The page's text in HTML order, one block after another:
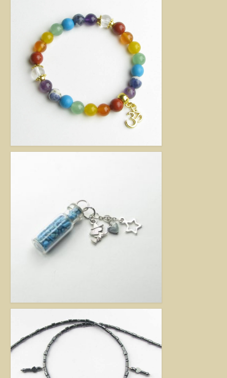
ajánlom, akik nem ragaszkodnak az ásványokhoz, féldrágakövekhez, illetve
kristályokhoz, de rajonganak az egyéni ötletekért, és valami különlegesre
vágynak. Kiváló ajándék lehet belőlük születésnapra, névnapra, karácsonyra.
Garantáltan örömöt szerezhet velük szeretteinek.
Egyedi ékszer
Igény szerinti átalakítás – INGYENES
Rendelésre készült egyedi ékszer
Egyedi kőbefoglalás rendelésre
Csillagjegyes babalánc rendelésre
A szobai növények, kaktuszok a lakás díszei, de sajnos nem vagy csak ritkán
virágoznak.Biztosan Ön is szép kaspóba vagy díszes tartóba teszi őket, de
ennél többet is tehet értük. A kézműves Virág ékszerekkel színesebbé és
egyedibbé varázsolhatja virágait. Ezeket a díszeket ásvány, féldrágakő,
kristály felhasználásával, dróthajlításos technikával készítettem, és
garantáltan nincs két egyforma közöttük. Ha cserepes növényt ajándékoz